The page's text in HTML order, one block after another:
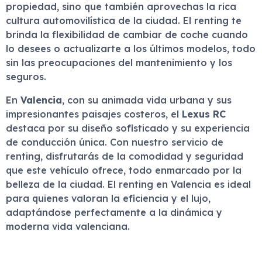
propiedad, sino que también aprovechas la rica
cultura automovilística de la ciudad. El renting te
brinda la flexibilidad de cambiar de coche cuando
lo desees o actualizarte a los últimos modelos, todo
sin las preocupaciones del mantenimiento y los
seguros.
En Valencia, con su animada vida urbana y sus
impresionantes paisajes costeros, el Lexus RC
destaca por su diseño sofisticado y su experiencia
de conducción única. Con nuestro servicio de
renting, disfrutarás de la comodidad y seguridad
que este vehículo ofrece, todo enmarcado por la
belleza de la ciudad. El renting en Valencia es ideal
para quienes valoran la eficiencia y el lujo,
adaptándose perfectamente a la dinámica y
moderna vida valenciana.